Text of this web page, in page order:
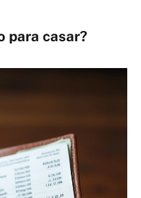
para casar?